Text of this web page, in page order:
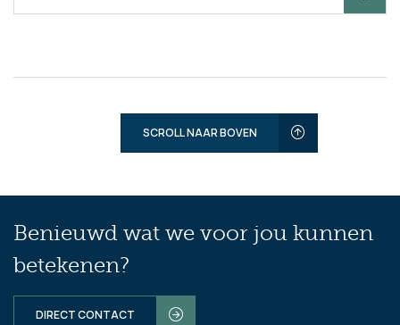
SCROLL NAAR BOVEN
Benieuwd wat we voor jou kunnen
betekenen?
DIRECT CONTACT